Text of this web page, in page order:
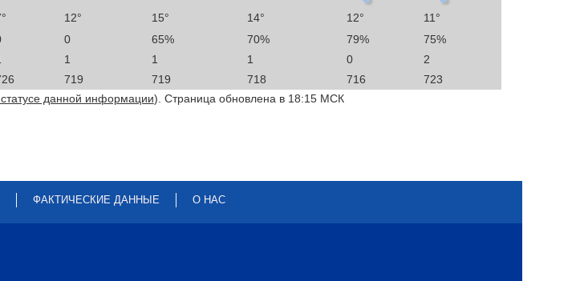
12° 15° 14° 12°
11°
0 65% 70% 79%
75%
1 1 1 0
2
719 719 718 716
723
данной информации). Страница обновлена в 18:15 МСК
ФАКТИЧЕСКИЕ ДАННЫЕ О НАС